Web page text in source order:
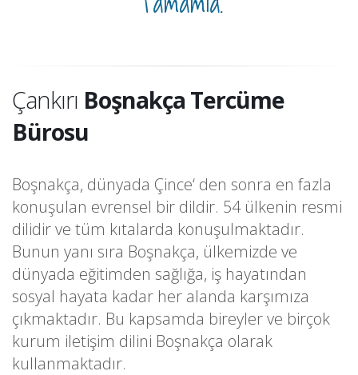
Çankırı Boşnakça Tercüme
Bürosu
Boşnakça, dünyada Çince‘ den sonra en fazla
konuşulan evrensel bir dildir. 54 ülkenin resmi
dilidir ve tüm kıtalarda konuşulmaktadır.
Bunun yanı sıra Boşnakça, ülkemizde ve
dünyada eğitimden sağlığa, iş hayatından
sosyal hayata kadar her alanda karşımıza
çıkmaktadır. Bu kapsamda bireyler ve birçok
kurum iletişim dilini Boşnakça olarak
kullanmaktadır.